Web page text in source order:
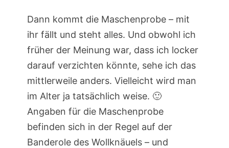
Dann kommt die Maschenprobe – mit
ihr fällt und steht alles. Und obwohl ich
früher der Meinung war, dass ich locker
darauf verzichten könnte, sehe ich das
mittlerweile anders. Vielleicht wird man
im Alter ja tatsächlich weise. 🙂
Angaben für die Maschenprobe
befinden sich in der Regel auf der
Banderole des Wollknäuels – und